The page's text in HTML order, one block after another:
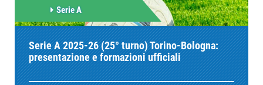
Serie A
Serie A 2025-26 (25° turno) Torino-Bologna:
presentazione e formazioni ufficiali